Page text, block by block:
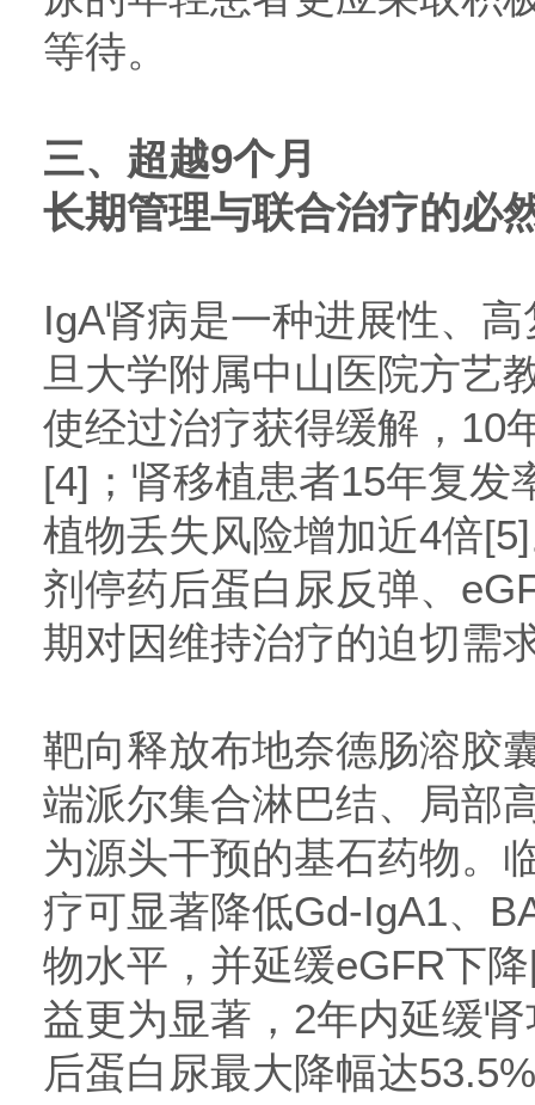
等待。
三、 超越9个月
长期管理与联合治疗的必
IgA肾病是一种进展性、
旦大学附属中山医院方艺
使经过治疗获得缓解，10
[4]；肾移植患者15年复发
植物丢失风险增加近4倍
剂停药后蛋白尿反弹、
期对因维持治疗的迫切需
靶向释放布地奈德肠溶胶
端派尔集合淋巴结、局部
为源头干预的基石药物。
疗可显著降低Gd-IgA1、
物水平，并延缓eGFR下
益更为显著，2年内延缓
后蛋白尿最大降幅达